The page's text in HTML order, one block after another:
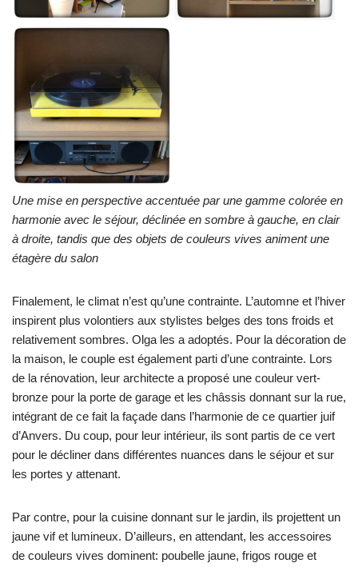
Une mise en perspective accentuée par une gamme colorée en
harmonie avec le séjour, déclinée en sombre à gauche, en clair
à droite, tandis que des objets de couleurs vives animent une
étagère du salon
Finalement, le climat n’est qu’une contrainte. L’automne et l’hiver
inspirent plus volontiers aux stylistes belges des tons froids et
relativement sombres. Olga les a adoptés. Pour la décoration de
la maison, le couple est également parti d’une contrainte. Lors
de la rénovation, leur architecte a proposé une couleur vert-
bronze pour la porte de garage et les châssis donnant sur la rue,
intégrant de ce fait la façade dans l’harmonie de ce quartier juif
d’Anvers. Du coup, pour leur intérieur, ils sont partis de ce vert
pour le décliner dans différentes nuances dans le séjour et sur
les portes y attenant.
Par contre, pour la cuisine donnant sur le jardin, ils projettent un
jaune vif et lumineux. D’ailleurs, en attendant, les accessoires
de couleurs vives dominent: poubelle jaune, frigos rouge et